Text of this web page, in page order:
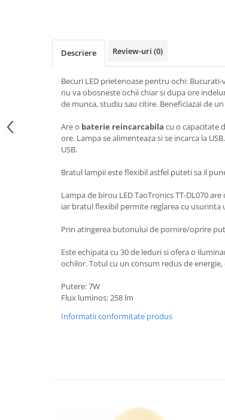
Descriere Review-uri (0)
Becuri LED prietenoase pentru ochi:
nu va obosneste ochii chiar si dupa ore
de munca, studiu sau citire. Beneficiazai de
Are o baterie reincarcabila cu o capacitate
ore. Lampa se alimenteaza si se incarca la
USB.
Bratul lampii este flexibil astfel puteti sa il
Lampa de birou LED TaoTronics TT-DL070
iar bratul flexibil permite reglarea cu usurinta
Prin atingerea butonului de pornire/oprire
Este echipata cu 30 de leduri si ofera o
ochilor. Totul cu un consum redus de
Putere: 7W
Flux luminos: 258 lm
Informatii conformitate produs